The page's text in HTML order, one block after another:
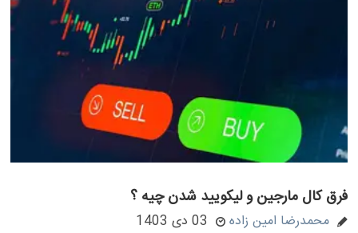
فرق کال مارجین و لیکویید شدن چیه ؟
محمدرضا امین زاده 03 دی 1403